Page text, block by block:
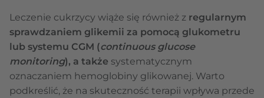
Leczenie cukrzycy wiąże się również z regularnym
sprawdzaniem glikemii za pomocą glukometru
lub systemu CGM (continuous glucose
monitoring), a także systematycznym
oznaczaniem hemoglobiny glikowanej. Warto
podkreślić, że na skuteczność terapii wpływa przede